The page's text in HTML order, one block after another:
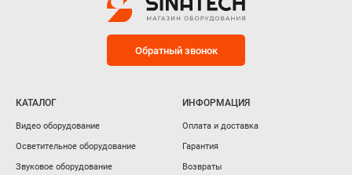
Обратный звонок
КАТАЛОГ
Видео оборудование
Осветительное оборудование
Звуковое оборудование
ИНФОРМАЦИЯ
Оплата и доставка
Гарантия
Возвраты